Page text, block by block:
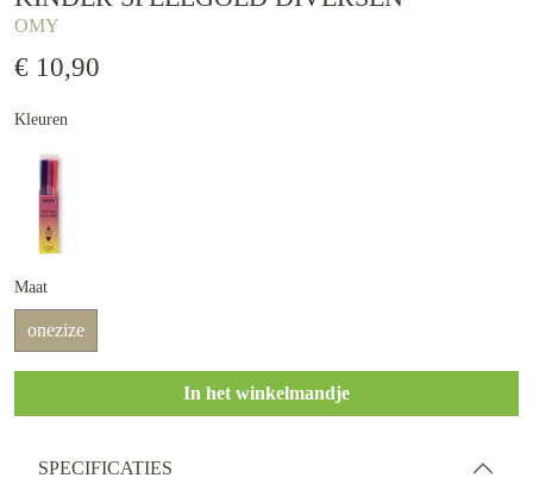
OMY
€ 10,90
Kleuren
Maat
onezize
In het winkelmandje
SPECIFICATIES